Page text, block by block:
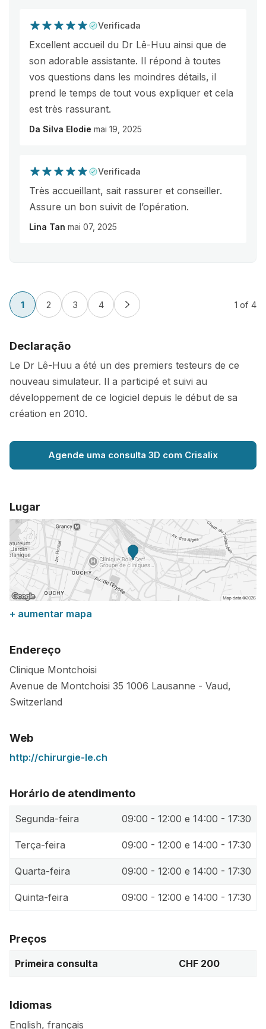
Verificada
Excellent accueil du Dr Lê-Huu ainsi que de
son adorable assistante. Il répond à toutes
vos questions dans les moindres détails, il
prend le temps de tout vous expliquer et cela
est très rassurant.
Da Silva Elodie mai 19, 2025
Verificada
Très accueillant, sait rassurer et conseiller.
Assure un bon suivit de l’opération.
Lina Tan mai 07, 2025
1 2 3 4 1 of 4
Declaração
Le Dr Lê-Huu a été un des premiers testeurs de ce
nouveau simulateur. Il a participé et suivi au
développement de ce logiciel depuis le début de sa
création en 2010.
Agende uma consulta 3D com Crisalix
Lugar
+ aumentar mapa
Endereço
Clinique Montchoisi
Avenue de Montchoisi 35 1006 Lausanne - Vaud,
Switzerland
Web
http://chirurgie-le.ch
Horário de atendimento
Segunda-feira 09:00 - 12:00 e 14:00 - 17:30
Terça-feira 09:00 - 12:00 e 14:00 - 17:30
Quarta-feira 09:00 - 12:00 e 14:00 - 17:30
Quinta-feira 09:00 - 12:00 e 14:00 - 17:30
Preços
Primeira consulta CHF 200
Idiomas
English, français